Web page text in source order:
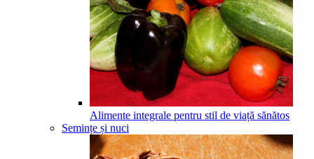
Alimente integrale pentru stil de viață sănătos
Semințe și nuci